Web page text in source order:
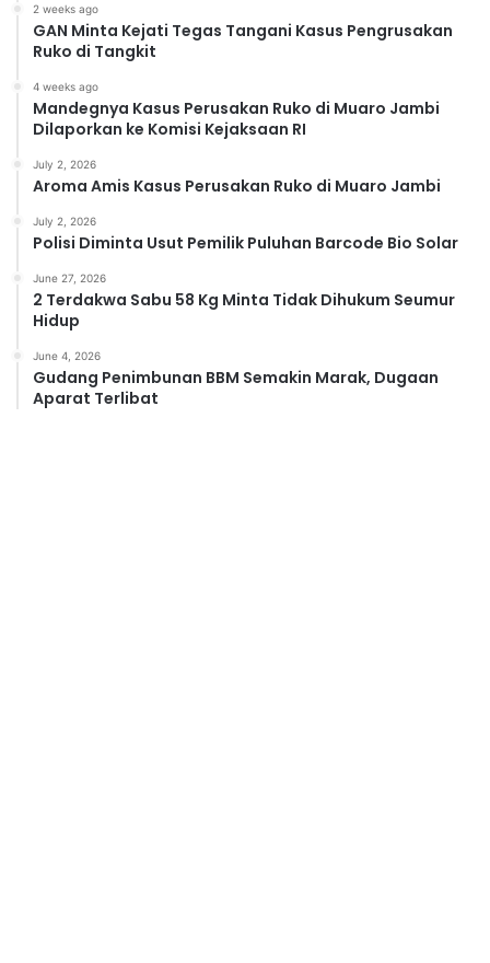
2 weeks ago
GAN Minta Kejati Tegas Tangani Kasus Pengrusakan
Ruko di Tangkit
4 weeks ago
Mandegnya Kasus Perusakan Ruko di Muaro Jambi
Dilaporkan ke Komisi Kejaksaan RI
July 2, 2026
Aroma Amis Kasus Perusakan Ruko di Muaro Jambi
July 2, 2026
Polisi Diminta Usut Pemilik Puluhan Barcode Bio Solar
June 27, 2026
2 Terdakwa Sabu 58 Kg Minta Tidak Dihukum Seumur
Hidup
June 4, 2026
Gudang Penimbunan BBM Semakin Marak, Dugaan
Aparat Terlibat